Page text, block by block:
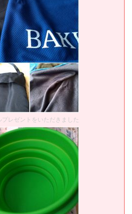
レゼントをいただきました